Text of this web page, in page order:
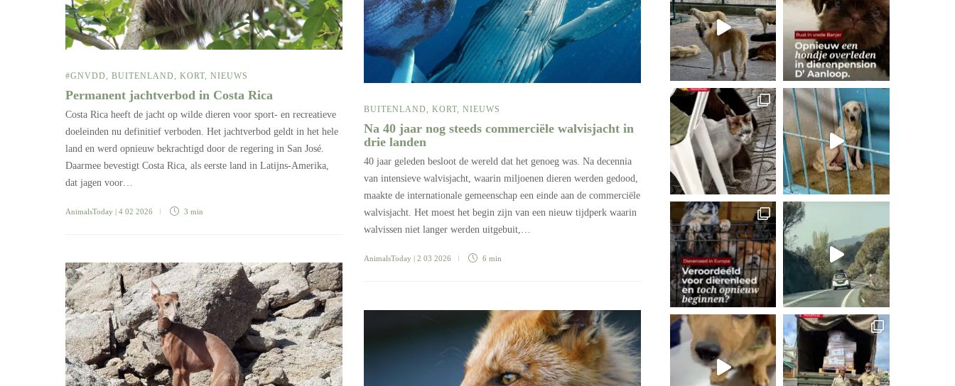
BUITENLAND, KORT, NIEUWS
Na 40 jaar nog steeds commerciële walvisjacht in
drie landen
40 jaar geleden besloot de wereld dat het genoeg was. Na decennia
van intensieve walvisjacht, waarin miljoenen dieren werden gedood,
maakte de internationale gemeenschap een einde aan de commerciële
walvisjacht. Het moest het begin zijn van een nieuw tijdperk waarin
walvissen niet langer werden uitgebuit,…
AnimalsToday | 2 03 2026 6 min
#GNVDD BUITENLAND KORT NIEUWS
Permanent jachtverbod in Costa Rica
Costa Rica heeft de jacht op wilde dieren voor sport- en recreatieve
doeleinden nu definitief verboden. Het jachtverbod geldt in het hele
land en werd opnieuw bekrachtigd door de regering in San José.
Daarmee bevestigt Costa Rica, als eerste land in Latijns-Amerika,
dat jagen voor…
AnimalsToday | 4 02 2026 3 min